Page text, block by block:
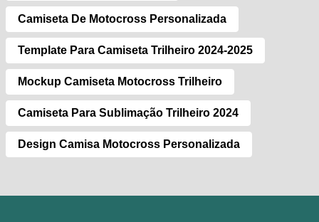
Camiseta De Motocross Personalizada
Template Para Camiseta Trilheiro 2024-2025
Mockup Camiseta Motocross Trilheiro
Camiseta Para Sublimação Trilheiro 2024
Design Camisa Motocross Personalizada